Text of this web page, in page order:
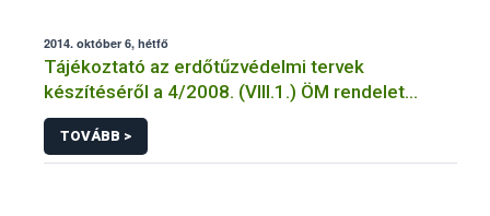
2014. október 6, hétfő
Tájékoztató az erdőtűzvédelmi tervek
készítéséről a 4/2008. (VIII.1.) ÖM rendelet
előírásai alapján
TOVÁBB >